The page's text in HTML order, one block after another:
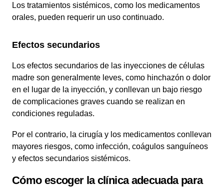
Los tratamientos sistémicos, como los medicamentos
orales, pueden requerir un uso continuado.
Efectos secundarios
Los efectos secundarios de las inyecciones de células
madre son generalmente leves, como hinchazón o dolor
en el lugar de la inyección, y conllevan un bajo riesgo
de complicaciones graves cuando se realizan en
condiciones reguladas.
Por el contrario, la cirugía y los medicamentos conllevan
mayores riesgos, como infección, coágulos sanguíneos
y efectos secundarios sistémicos.
Cómo escoger la clínica adecuada para